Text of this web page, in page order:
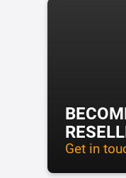
Get in